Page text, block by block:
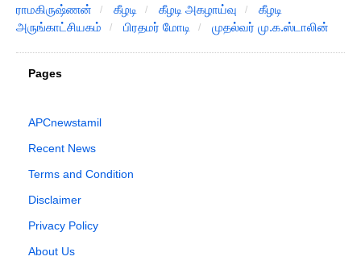
ராமகிருஷ்ணன்
கீழடி கீழடி அகழாய்வு
கீழடி
அருங்காட்சியகம்
பிரதமர் மோடி முதல்வர் மு.க.ஸ்டாலின்
Pages
APCnewstamil
Recent News
Terms and Condition
Disclaimer
Privacy Policy
About Us